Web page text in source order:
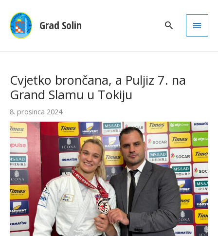
Grad Solin
Main
Cvjetko brončana, a Puljiz 7. na
Grand Slamu u Tokiju
8. prosinca 2024.